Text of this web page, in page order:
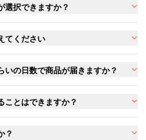
選択できますか？
てください
いの日数で商品が届きますか？
ことはできますか？
？